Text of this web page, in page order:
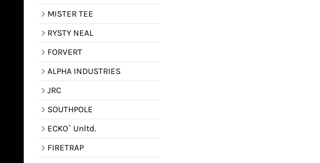
MISTER TEE
RYSTY NEAL
FORVERT
ALPHA INDUSTRIES
JRC
SOUTHPOLE
ECKO` Unltd.
FIRETRAP